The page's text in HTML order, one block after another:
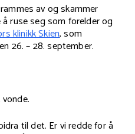
av og skammer
ruse seg som forelder og
klinikk Skien, som
26. – 28. september.
til det. Er vi redde for å